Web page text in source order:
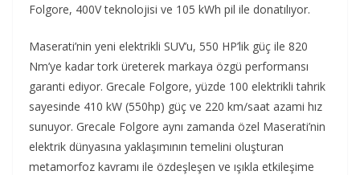
Folgore, 400V teknolojisi ve 105 kWh pil ile donatılıyor.
Maserati’nin yeni elektrikli SUV’u, 550 HP’lik güç ile 820
Nm’ye kadar tork üreterek markaya özgü performansı
garanti ediyor. Grecale Folgore, yüzde 100 elektrikli tahrik
sayesinde 410 kW (550hp) güç ve 220 km/saat azami hız
sunuyor. Grecale Folgore aynı zamanda özel Maserati’nin
elektrik dünyasına yaklaşımının temelini oluşturan
metamorfoz kavramı ile özdeşleşen ve ışıkla etkileşime